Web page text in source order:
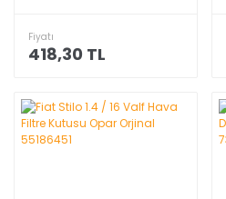
Fiyatı
418,30 TL